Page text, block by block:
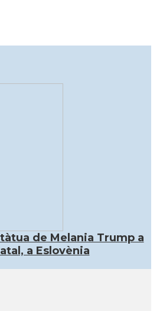
de Melania Trump a
a Eslovènia